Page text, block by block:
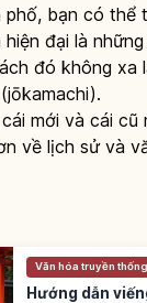
bạn có thể
đại là
đó không xa
mới và cái cũ
về lịch sử và
Văn hóa truyền thống
Hướng dẫn